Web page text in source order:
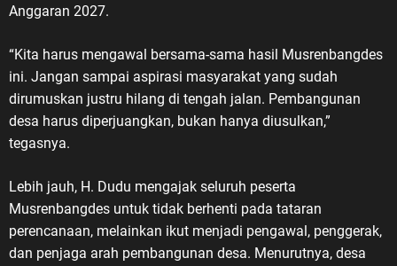
Anggaran 2027.
“Kita harus mengawal bersama-sama hasil Musrenbangdes
ini. Jangan sampai aspirasi masyarakat yang sudah
dirumuskan justru hilang di tengah jalan. Pembangunan
desa harus diperjuangkan, bukan hanya diusulkan,”
tegasnya.
Lebih jauh, H. Dudu mengajak seluruh peserta
Musrenbangdes untuk tidak berhenti pada tataran
perencanaan, melainkan ikut menjadi pengawal, penggerak,
dan penjaga arah pembangunan desa. Menurutnya, desa